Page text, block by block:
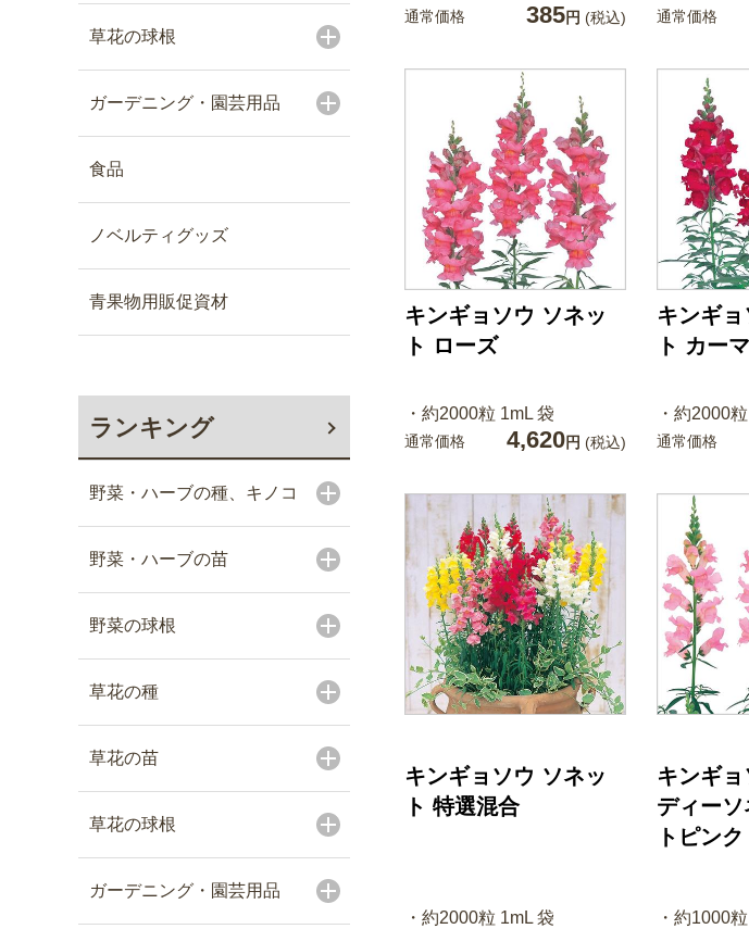
草花の球根
ガーデニング・園芸用品
食品
ノベルティグッズ
青果物用販促資材
ランキング
野菜・ハーブの種、キノコ
野菜・ハーブの苗
野菜の球根
草花の種
草花の苗
草花の球根
ガーデニング・園芸用品
通常価格 385円 (税込) 通常価格
キンギョソウ ソネッ
ト ローズ
・約2000粒 1mL 袋
通常価格 4,620円 (税込)
キンギ
ト カー
・約2000
通常価格
キンギョソウ ソネッ
ト 特選混合
・約2000粒 1mL 袋
キンギ
ディー
トピンク
・約1000